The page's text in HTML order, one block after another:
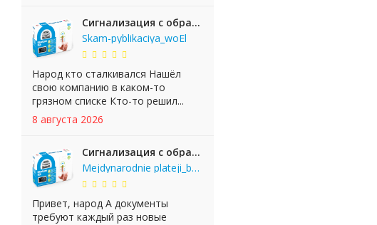
Сигнализация с обратной связью StarLine E65 BT 2CAN+LIN
Skam-pyblikaciya_woEl
Народ кто сталкивался Нашёл
свою компанию в каком-то
грязном списке Кто-то решил...
8 августа 2026
Сигнализация с обратной связью StarLine E65 BT 2CAN+LIN
Mejdynarodnie plateji_bgKi
Привет, народ А документы
требуют каждый раз новые